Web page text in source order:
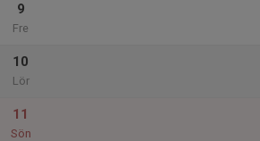
9
Fre
10
Lör
11
Sön